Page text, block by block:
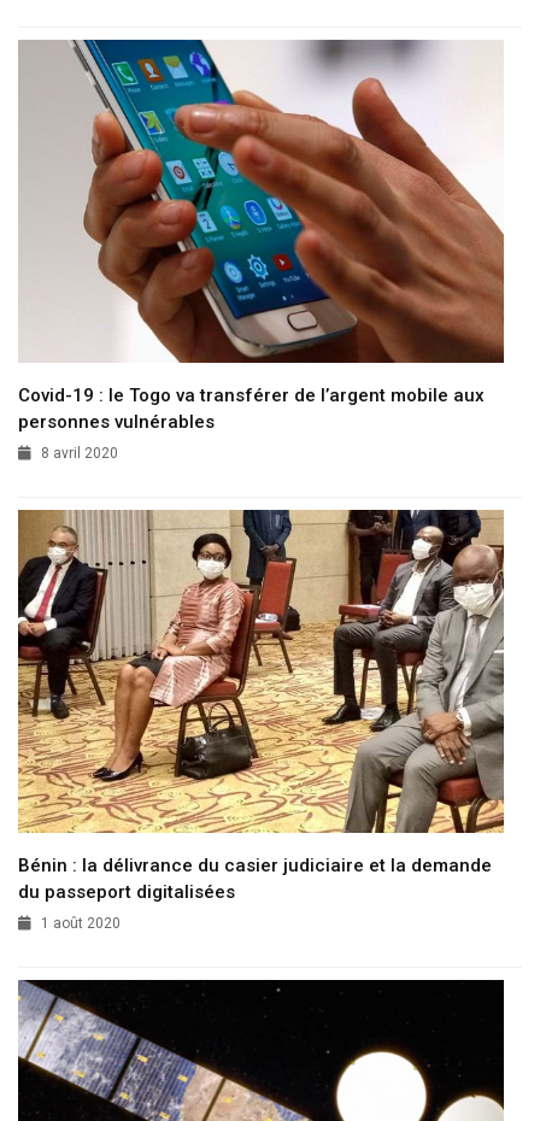
Covid-19 : le Togo va transférer de l’argent mobile aux
personnes vulnérables
8 avril 2020
Bénin : la délivrance du casier judiciaire et la demande
du passeport digitalisées
1 août 2020